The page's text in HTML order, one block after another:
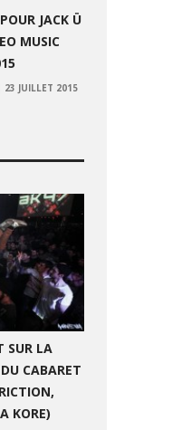
JACK Ü
MUSIC
23 JUILLET 2015
SUR LA
CABARET
KORE)